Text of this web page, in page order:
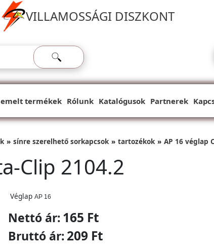
VILLAMOSSÁGI DISZKONT
termékek Rólunk Katalógusok Partnerek
sínre szerelhető sorkapcsok tartozékok AP 16 véglap
Clip 2104.2
Véglap AP 16
Nettó ár:165 Ft
Bruttó ár:209 Ft